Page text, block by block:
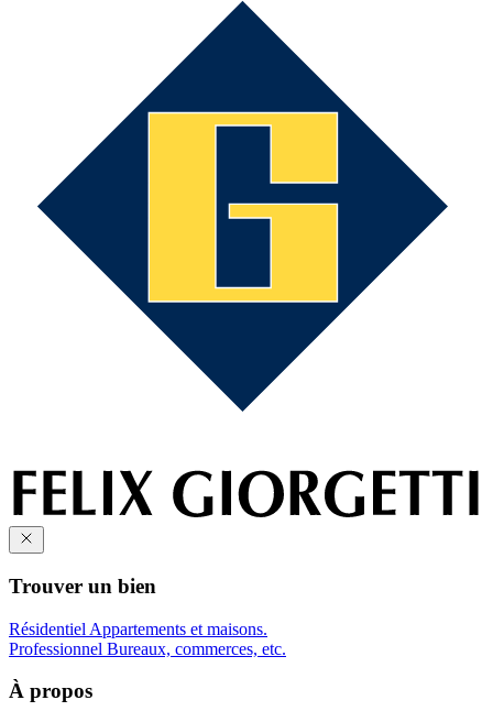
Trouver un bien
Résidentiel Appartements et maisons.
Professionnel Bureaux, commerces, etc.
À propos